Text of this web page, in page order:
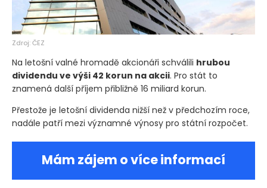
Zdroj: ČEZ
Na letošní valné hromadě akcionáři schválilihrubou
dividendu ve výši 42 korun na akcii. Pro stát to
znamená další příjem přibližně 16 miliard korun.
Přestože je letošní dividenda nižší než v předchozím roce,
nadále patří mezi významné výnosy pro státní rozpočet.
Mám zájem o více informací